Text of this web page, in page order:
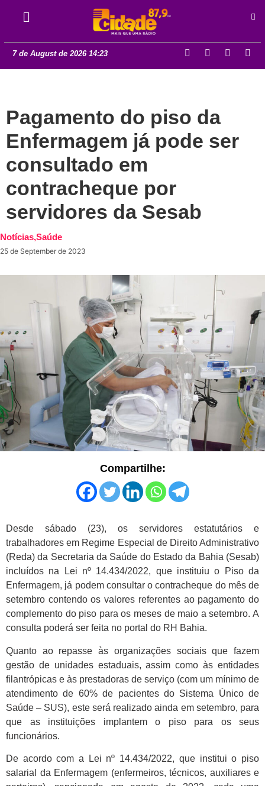
7 de August de 2026 14:23
Pagamento do piso da
Enfermagem já pode ser
consultado em
contracheque por
servidores da Sesab
Notícias,Saúde
25 de September de 2023
Compartilhe:
Desde sábado (23), os servidores estatutários e
trabalhadores em Regime Especial de Direito Administrativo
(Reda) da Secretaria da Saúde do Estado da Bahia (Sesab)
incluídos na Lei nº 14.434/2022, que instituiu o Piso da
Enfermagem, já podem consultar o contracheque do mês de
setembro contendo os valores referentes ao pagamento do
complemento do piso para os meses de maio a setembro. A
consulta poderá ser feita no portal do RH Bahia.
Quanto ao repasse às organizações sociais que fazem
gestão de unidades estaduais, assim como às entidades
filantrópicas e às prestadoras de serviço (com um mínimo de
atendimento de 60% de pacientes do Sistema Único de
Saúde – SUS), este será realizado ainda em setembro, para
que as instituições implantem o piso para os seus
funcionários.
De acordo com a Lei nº 14.434/2022, que institui o piso
salarial da Enfermagem (enfermeiros, técnicos, auxiliares e